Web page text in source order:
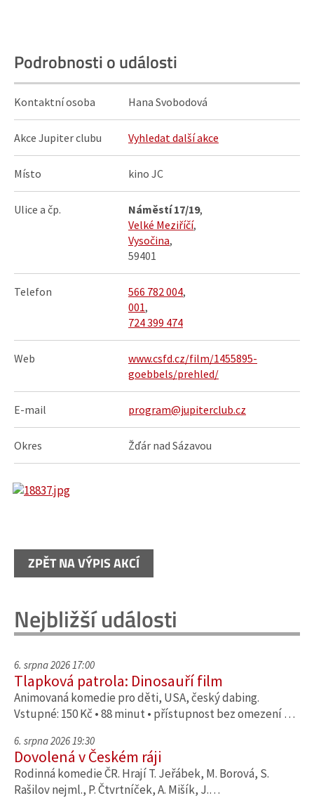
Podrobnosti o události
Kontaktní osoba Hana Svobodová
Akce Jupiter clubu Vyhledat další akce
Místo kino JC
Ulice a čp. Náměstí 17/19,
Velké Meziříčí,
Vysočina,
59401
Telefon 566 782 004,
001,
724 399 474
Web
www.csfd.cz/film/1455895-
goebbels/prehled/
E-mail program@jupiterclub.cz
Okres Žďár nad Sázavou
ZPĚT NA VÝPIS AKCÍ
Nejbližší události
6. srpna 2026 17:00
Tlapková patrola: Dinosauří film
Animovaná komedie pro děti, USA, český dabing.
Vstupné: 150 Kč • 88 minut • přístupnost bez omezení …
6. srpna 2026 19:30
Dovolená v Českém ráji
Rodinná komedie ČR. Hrají T. Jeřábek, M. Borová, S.
Rašilov nejml., P. Čtvrtníček, A. Mišík, J.…